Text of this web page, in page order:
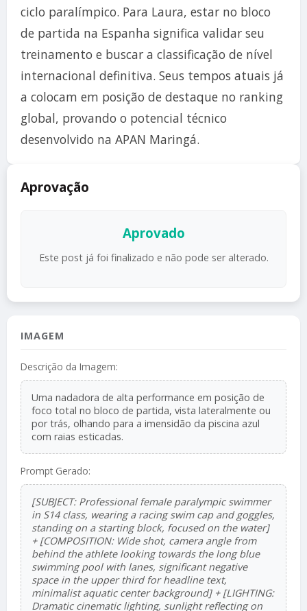
ciclo paralímpico. Para Laura, estar no bloco
de partida na Espanha significa validar seu
treinamento e buscar a classificação de nível
internacional definitiva. Seus tempos atuais já
a colocam em posição de destaque no ranking
global, provando o potencial técnico
desenvolvido na APAN Maringá.
Aprovação
Aprovado
Este post já foi finalizado e não pode ser alterado.
IMAGEM
Descrição da Imagem:
Uma nadadora de alta performance em posição de
foco total no bloco de partida, vista lateralmente ou
por trás, olhando para a imensidão da piscina azul
com raias esticadas.
Prompt Gerado:
[SUBJECT: Professional female paralympic swimmer
in S14 class, wearing a racing swim cap and goggles,
standing on a starting block, focused on the water]
+ [COMPOSITION: Wide shot, camera angle from
behind the athlete looking towards the long blue
swimming pool with lanes, significant negative
space in the upper third for headline text,
minimalist aquatic center background] + [LIGHTING:
Dramatic cinematic lighting, sunlight reflecting on